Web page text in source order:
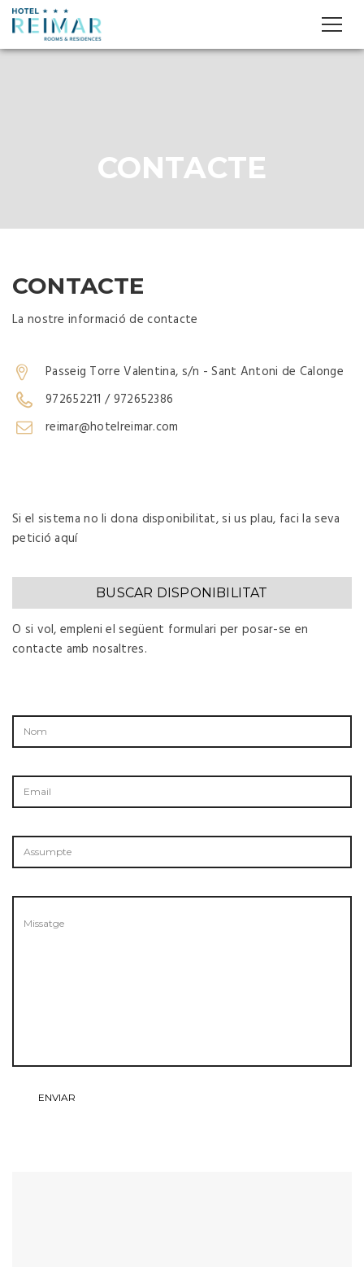
CONTACTE
CONTACTE
La nostre informació de contacte
Passeig Torre Valentina, s/n - Sant Antoni de Calonge
972652211 / 972652386
reimar@hotelreimar.com
Si el sistema no li dona disponibilitat, si us plau, faci la seva
petició aquí
BUSCAR DISPONIBILITAT
O si vol, empleni el següent formulari per posar-se en
contacte amb nosaltres.